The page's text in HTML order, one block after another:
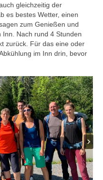
gleichzeitig der
es bestes Wetter, einen
zum Genießen und
Nach rund 4 Stunden
zurück. Für das eine oder
im Inn drin, bevor